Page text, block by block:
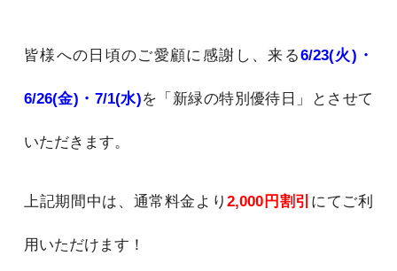
皆様への日頃のご愛顧に感謝し、来る6/23(火)・
6/26(金)・7/1(水)を「新緑の特別優待日」とさせて
いただきます。
上記期間中は、通常料金より2,000 円割引 にてご利
用いただけます！